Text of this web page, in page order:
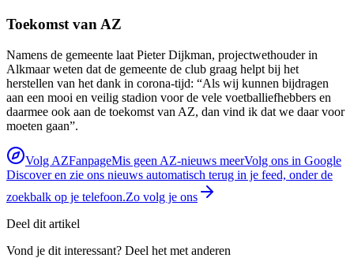
Toekomst van AZ
Namens de gemeente laat Pieter Dijkman, projectwethouder in
Alkmaar weten dat de gemeente de club graag helpt bij het
herstellen van het dank in corona-tijd: “Als wij kunnen bijdragen
aan een mooi en veilig stadion voor de vele voetballiefhebbers en
daarmee ook aan de toekomst van AZ, dan vind ik dat we daar voor
moeten gaan”.
Volg AZFanpageMis geen AZ-nieuws meerVolg ons in Google
Discover en zie ons nieuws automatisch terug in je feed, onder de
zoekbalk op je telefoon.Zo volg je ons
Deel dit artikel
Vond je dit interessant? Deel het met anderen